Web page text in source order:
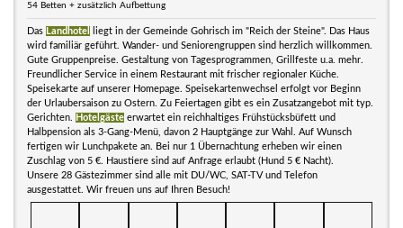
54 Betten + zusätzlich Aufbettung
Das Landhotel
liegt in der Gemeinde Gohrisch im "Reich der Steine". Das Haus
wird familiär geführt. Wander- und Seniorengruppen sind herzlich willkommen.
Gute Gruppenpreise. Gestaltung von Tagesprogrammen, Grillfeste u.a. mehr.
Freundlicher Service in einem Restaurant mit frischer regionaler Küche.
Speisekarte auf unserer Homepage. Speisekartenwechsel erfolgt vor Beginn
der Urlaubersaison zu Ostern. Zu Feiertagen gibt es ein Zusatzangebot mit typ.
Gerichten.
Hotelgäste erwartet ein reichhaltiges Frühstücksbüfett und
Halbpension als 3-Gang-Menü, davon 2 Hauptgänge zur Wahl. Auf Wunsch
fertigen wir Lunchpakete an. Bei nur 1 Übernachtung erheben wir einen
Zuschlag von 5 €. Haustiere sind auf Anfrage erlaubt (Hund 5 € Nacht).
Unsere 28 Gästezimmer sind alle mit DU/WC, SAT-TV und Telefon
ausgestattet. Wir freuen uns auf Ihren Besuch!